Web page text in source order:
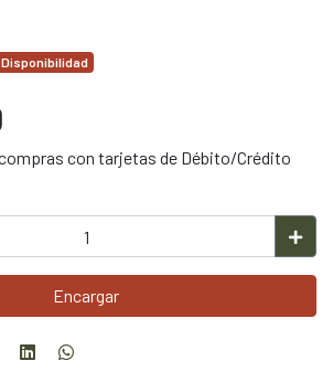
con tarjetas de Débito/Crédito
Encargar